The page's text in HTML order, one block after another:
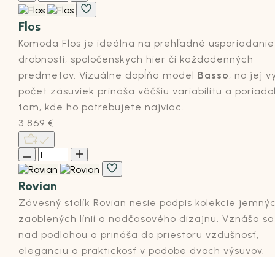
Flos
Komoda Flos je ideálna na prehľadné usporiadanie
drobností, spoločenských hier či každodenných
predmetov. Vizuálne dopĺňa model Basso, no jej
počet zásuviek prináša väčšiu variabilitu a
tam, kde ho potrebujete najviac.
3 869 €
Rovian
Závesný stolík Rovian nesie podpis kolekcie
zaoblených línií a nadčasového dizajnu. Vznáša sa
nad podlahou a prináša do priestoru vzdušnosť,
eleganciu a praktickosť v podobe dvoch výsuvov.